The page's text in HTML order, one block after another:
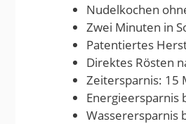
Nudelkochen
Zwei Minuten in
Patentiertes
Direktes Rösten
Zeitersparnis: 15
Energieersparnis
Wasserersparnis